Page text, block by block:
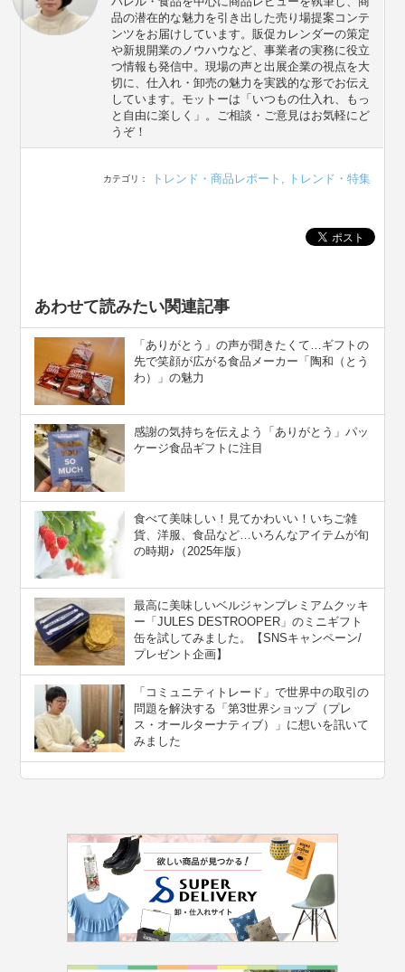
品の潜在的な魅力を引き出した売り場提案コンテ
ンツをお届けしています。販促カレンダーの策定
や新規開業のノウハウなど、事業者の実務に役立
つ情報も発信中。現場の声と出展企業の視点を大
切に、仕入れ・卸売の魅力を実践的な形でお伝え
しています。モットーは「いつもの仕入れ、もっ
と自由に楽しく」。ご相談・ご意見はお気軽にど
うぞ！
カテゴリ： トレンド・商品レポート トレンド・特集
あわせて読みたい関連記事
「ありがとう」の声が聞きたくて…ギフトの
先で笑顔が広がる食品メーカー「陶和（とう
わ）」の魅力
感謝の気持ちを伝えよう「ありがとう」パッ
ケージ食品ギフトに注目
食べて美味しい！見てかわいい！いちご雑
貨、洋服、食品など…いろんなアイテムが旬
の時期♪（2025年版）
最高に美味しいベルジャンプレミアムクッキ
ー「JULES DESTROOPER」のミニギフト
缶を試してみました。【SNSキャンペーン/
プレゼント企画】
「コミュニティトレード」で世界中の取引の
問題を解決する「第3世界ショップ（プレ
ス・オールターナティブ）」に想いを訊いて
みました